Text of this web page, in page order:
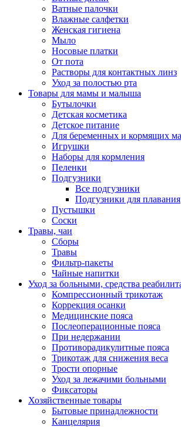
Ватные палочки
Влажные салфетки
Женская гигиена
Мыло
Носовые платки
От пота
Растворы для контактных линз
Уход за полостью рта
Товары для мамы и малыша
Бутылочки
Детская косметика
Детское питание
Для беременных и кормящих
Игрушки
Наборы для кормления
Пеленки
Подгузники
Все подгузники
Подгузники для плавания
Пустышки
Соски
Травы, чаи
Сборы
Травы
Фильтр-пакеты
Чайные напитки
Уход за больными, средства
Компрессионный трикотаж
Коррекция осанки
Медицинские пояса
Послеоперационные пояса
При недержании
Противорадикулитные пояса
Трикотаж для снижения веса
Трости опорные
Уход за лежачими больными
Фиксаторы
Хозяйственные товары
Бытовые принадлежности
Канцелярия